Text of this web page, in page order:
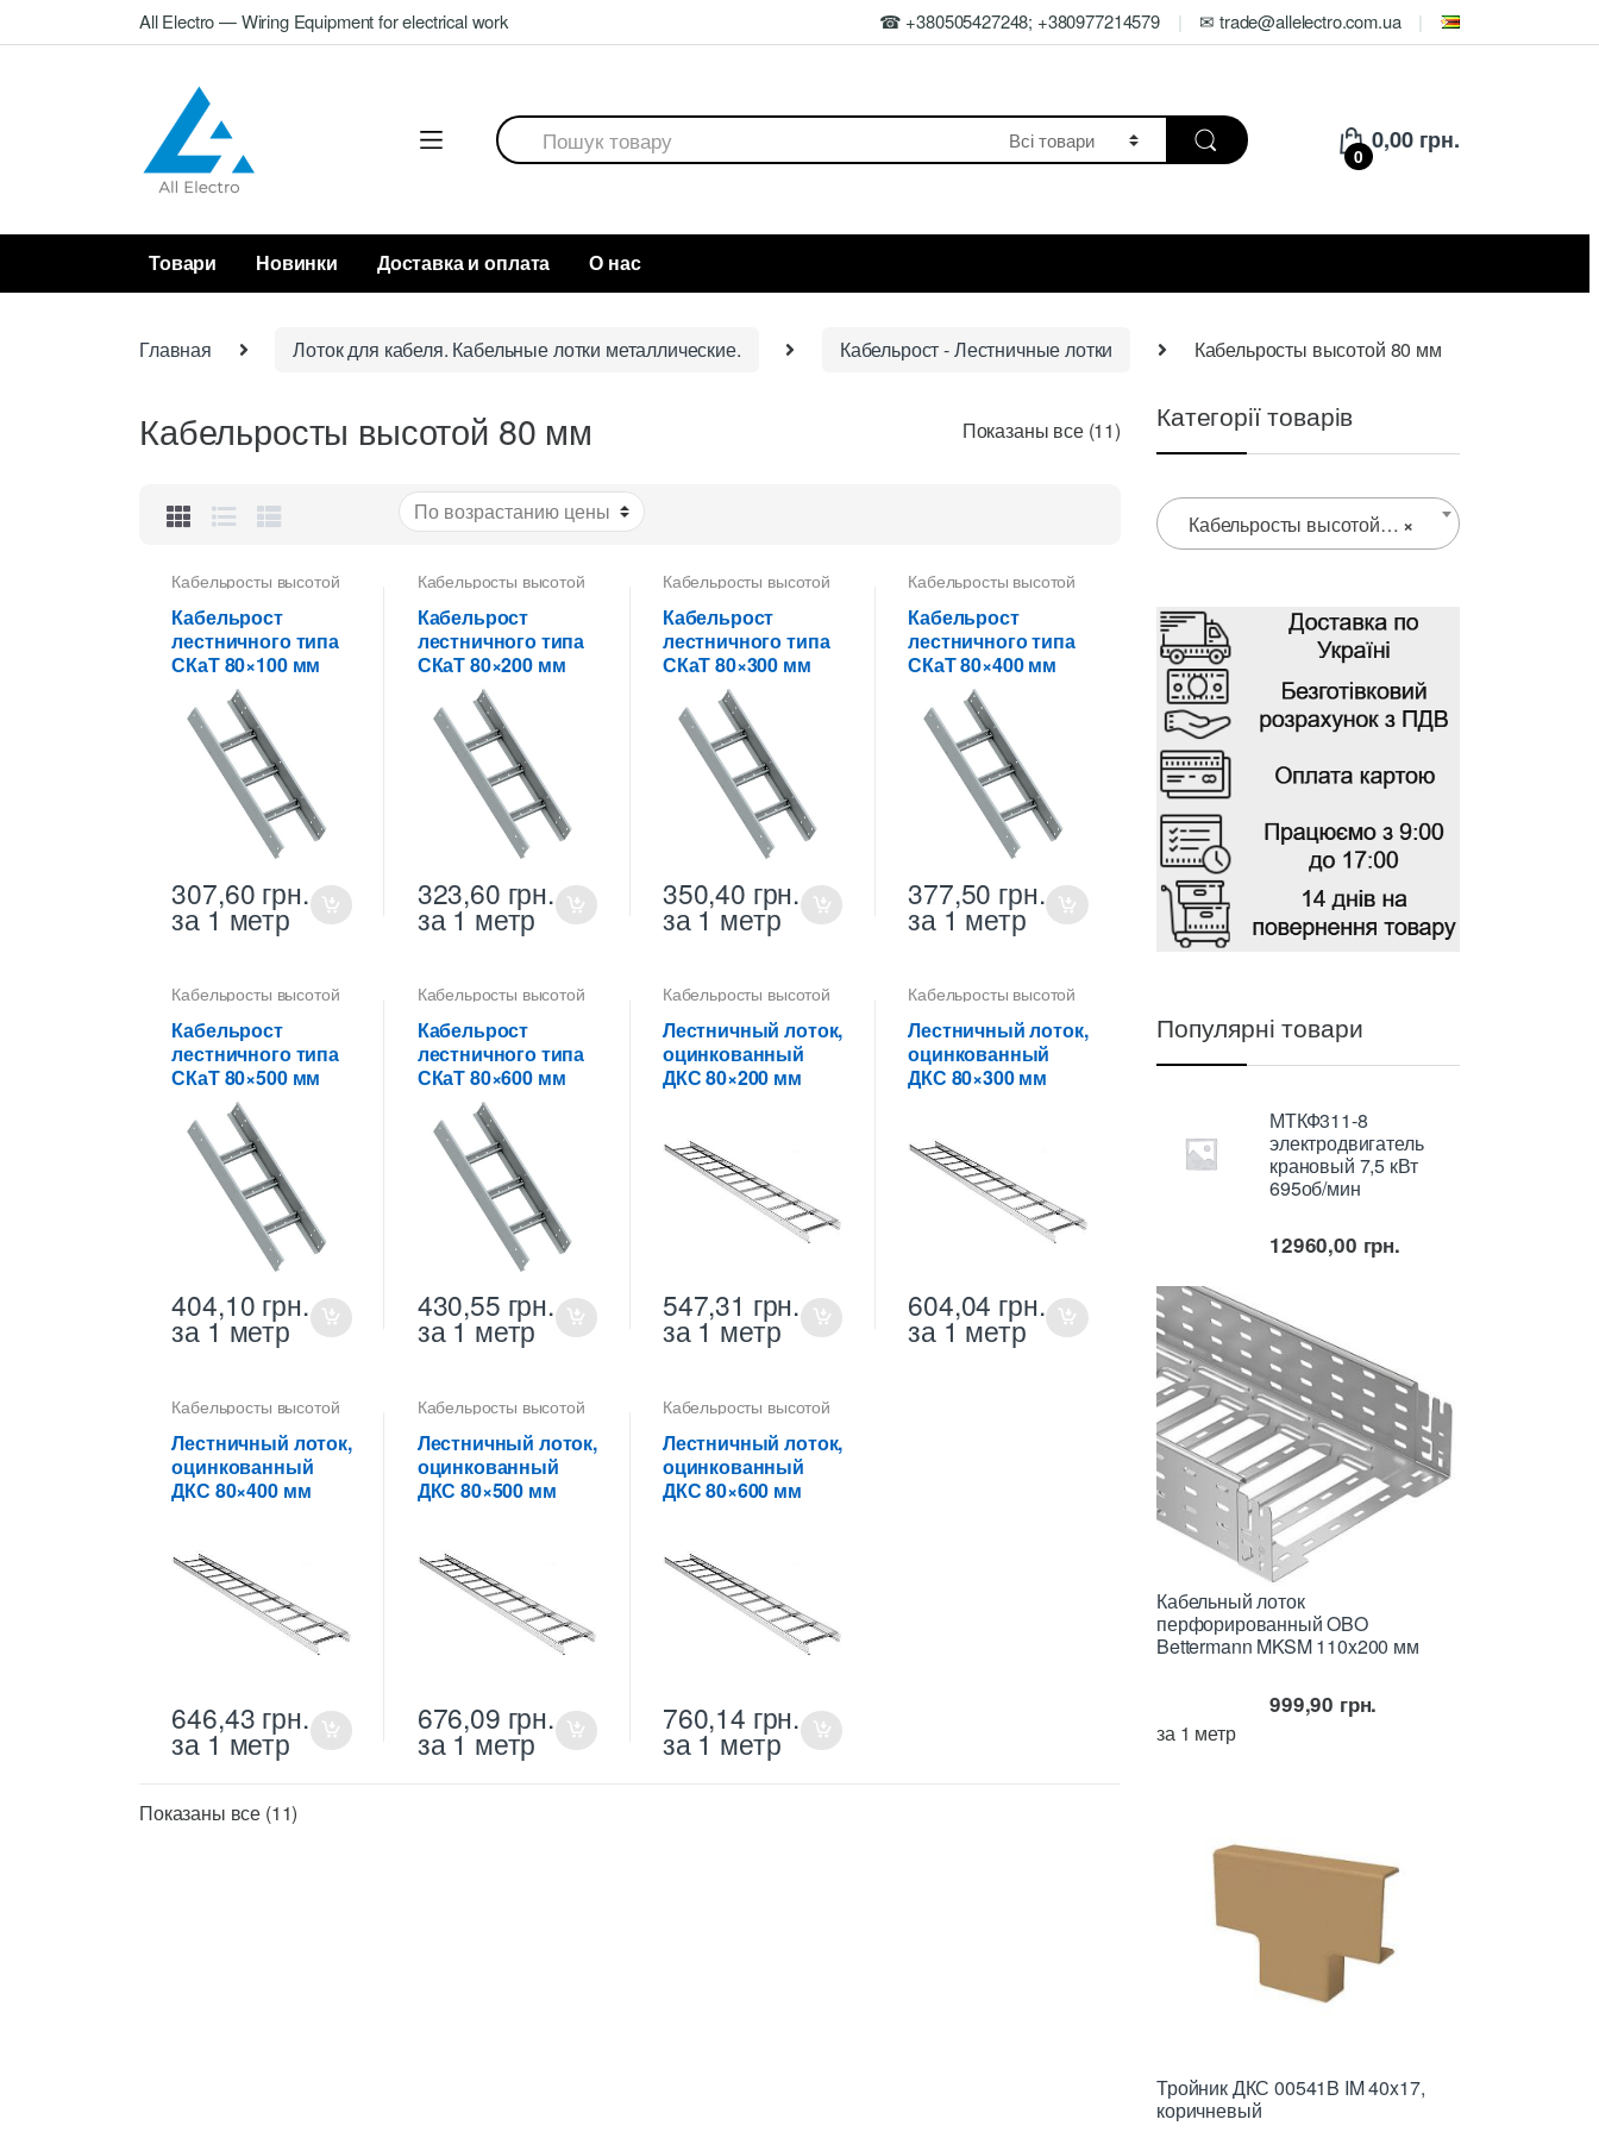
to
to
All Electro — Wiring Equipment for electrical work ☎ +380505427248; +380977214579 ✉ trade@allelectro.com.ua
Search
for:
0
0,00 грн.
Товари Новинки Доставка и оплата О нас
Главная Лоток для кабеля. Кабельные лотки металлические. Кабельрост - Лестничные лотки Кабельросты высотой 80 мм
Кабельросты высотой 80 мм Показаны все (11) Цены:
Кабельросты высотой
металлические
высотой 80 мм
Кабельрост
лестничного типа
СКаТ 80×100 мм
307,60 грн.
за 1 метр
Кабельросты высотой
металлические
высотой 80 мм
Кабельрост
лестничного типа
СКаТ 80×200 мм
323,60 грн.
за 1 метр
Кабельросты высотой
металлические
высотой 80 мм
Кабельрост
лестничного типа
СКаТ 80×300 мм
350,40 грн.
за 1 метр
Кабельросты высотой
металлические
высотой 80 мм
Кабельрост
лестничного типа
СКаТ 80×400 мм
377,50 грн.
за 1 метр
Кабельросты высотой
металлические
высотой 80 мм
Кабельрост
лестничного типа
СКаТ 80×500 мм
404,10 грн.
за 1 метр
Кабельросты высотой
металлические
высотой 80 мм
Кабельрост
лестничного типа
СКаТ 80×600 мм
430,55 грн.
за 1 метр
Кабельросты высотой
лестничные ДКС,Лотки
металлические
высотой 80 мм,
Металлические
огнеупорные лотки
Лестничный лоток,
оцинкованный
ДКС 80×200 мм
547,31 грн.
за 1 метр
Кабельросты высотой
лестничные ДКС,Лотки
металлические
высотой 80 мм,
Металлические
огнеупорные лотки
Лестничный лоток,
оцинкованный
ДКС 80×300 мм
604,04 грн.
за 1 метр
Кабельросты высотой
,Лотки
лестничные ДКС,Лотки
металлические
высотой 80 мм,
Металлические
огнеупорные лотки
Лестничный лоток,
оцинкованный
ДКС 80×400 мм
646,43 грн.
за 1 метр
Кабельросты высотой
Лотки
лестничные ДКС,Лотки
металлические
высотой 80 мм,
Металлические
огнеупорные лотки
Лестничный лоток,
оцинкованный
ДКС 80×500 мм
676,09 грн.
за 1 метр
Кабельросты высотой
Лотки
лестничные ДКС,Лотки
металлические
высотой 80 мм,
Металлические
огнеупорные лотки
Лестничный лоток,
оцинкованный
ДКС 80×600 мм
760,14 грн.
за 1 метр
Показаны все (11)
Категорії товарів
×
Кабельросты высотой 80 мм
Популярні товари
МТКФ311-8
электродвигатель
крановый 7,5 кВт
695об/мин
12960,00 грн.
Кабельный лоток
перфорированный OBO
Bettermann MKSM 110x200 мм
999,90 грн.
за 1 метр
Тройник ДКС 00541B IM 40x17,
коричневый